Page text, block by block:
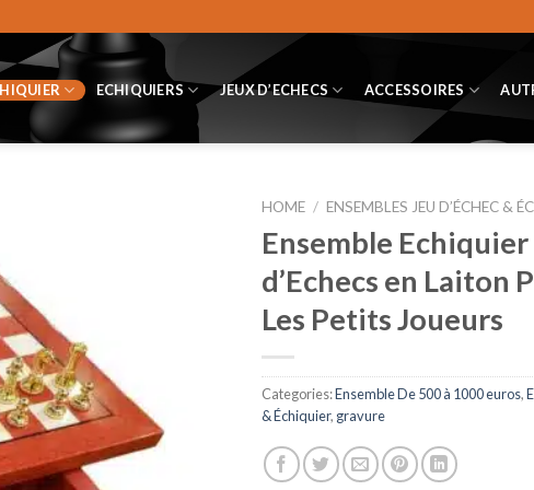
ECHIQUIERS JEUX D’ECHECS ACCESSOIRES
HOME / ENSEMBLES JEU D’ÉCHEC &
Ensemble
d’Echecs en Laiton
Les Petits Joueurs
Categories:Ensemble De 500 à 1000 euros,
& Échiquier, gravure